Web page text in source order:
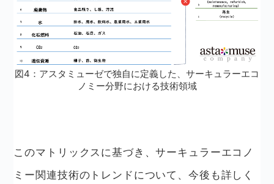
図4：アスタミューゼで独自に定義した、サーキュラーエコ
ノミー分野における技術領域
このマトリックスに基づき、サーキュラーエコノ
ミー関連技術のトレンドについて、今後も詳しく